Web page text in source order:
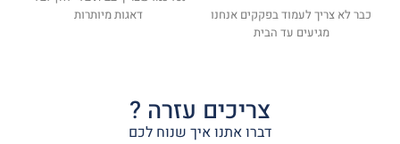
כבר לא צריך לעמוד בפקקים אנחנו
מגיעים עד הבית
דאגות מיותרות
צריכים עזרה ?
דברו אתנו איך שנוח לכם